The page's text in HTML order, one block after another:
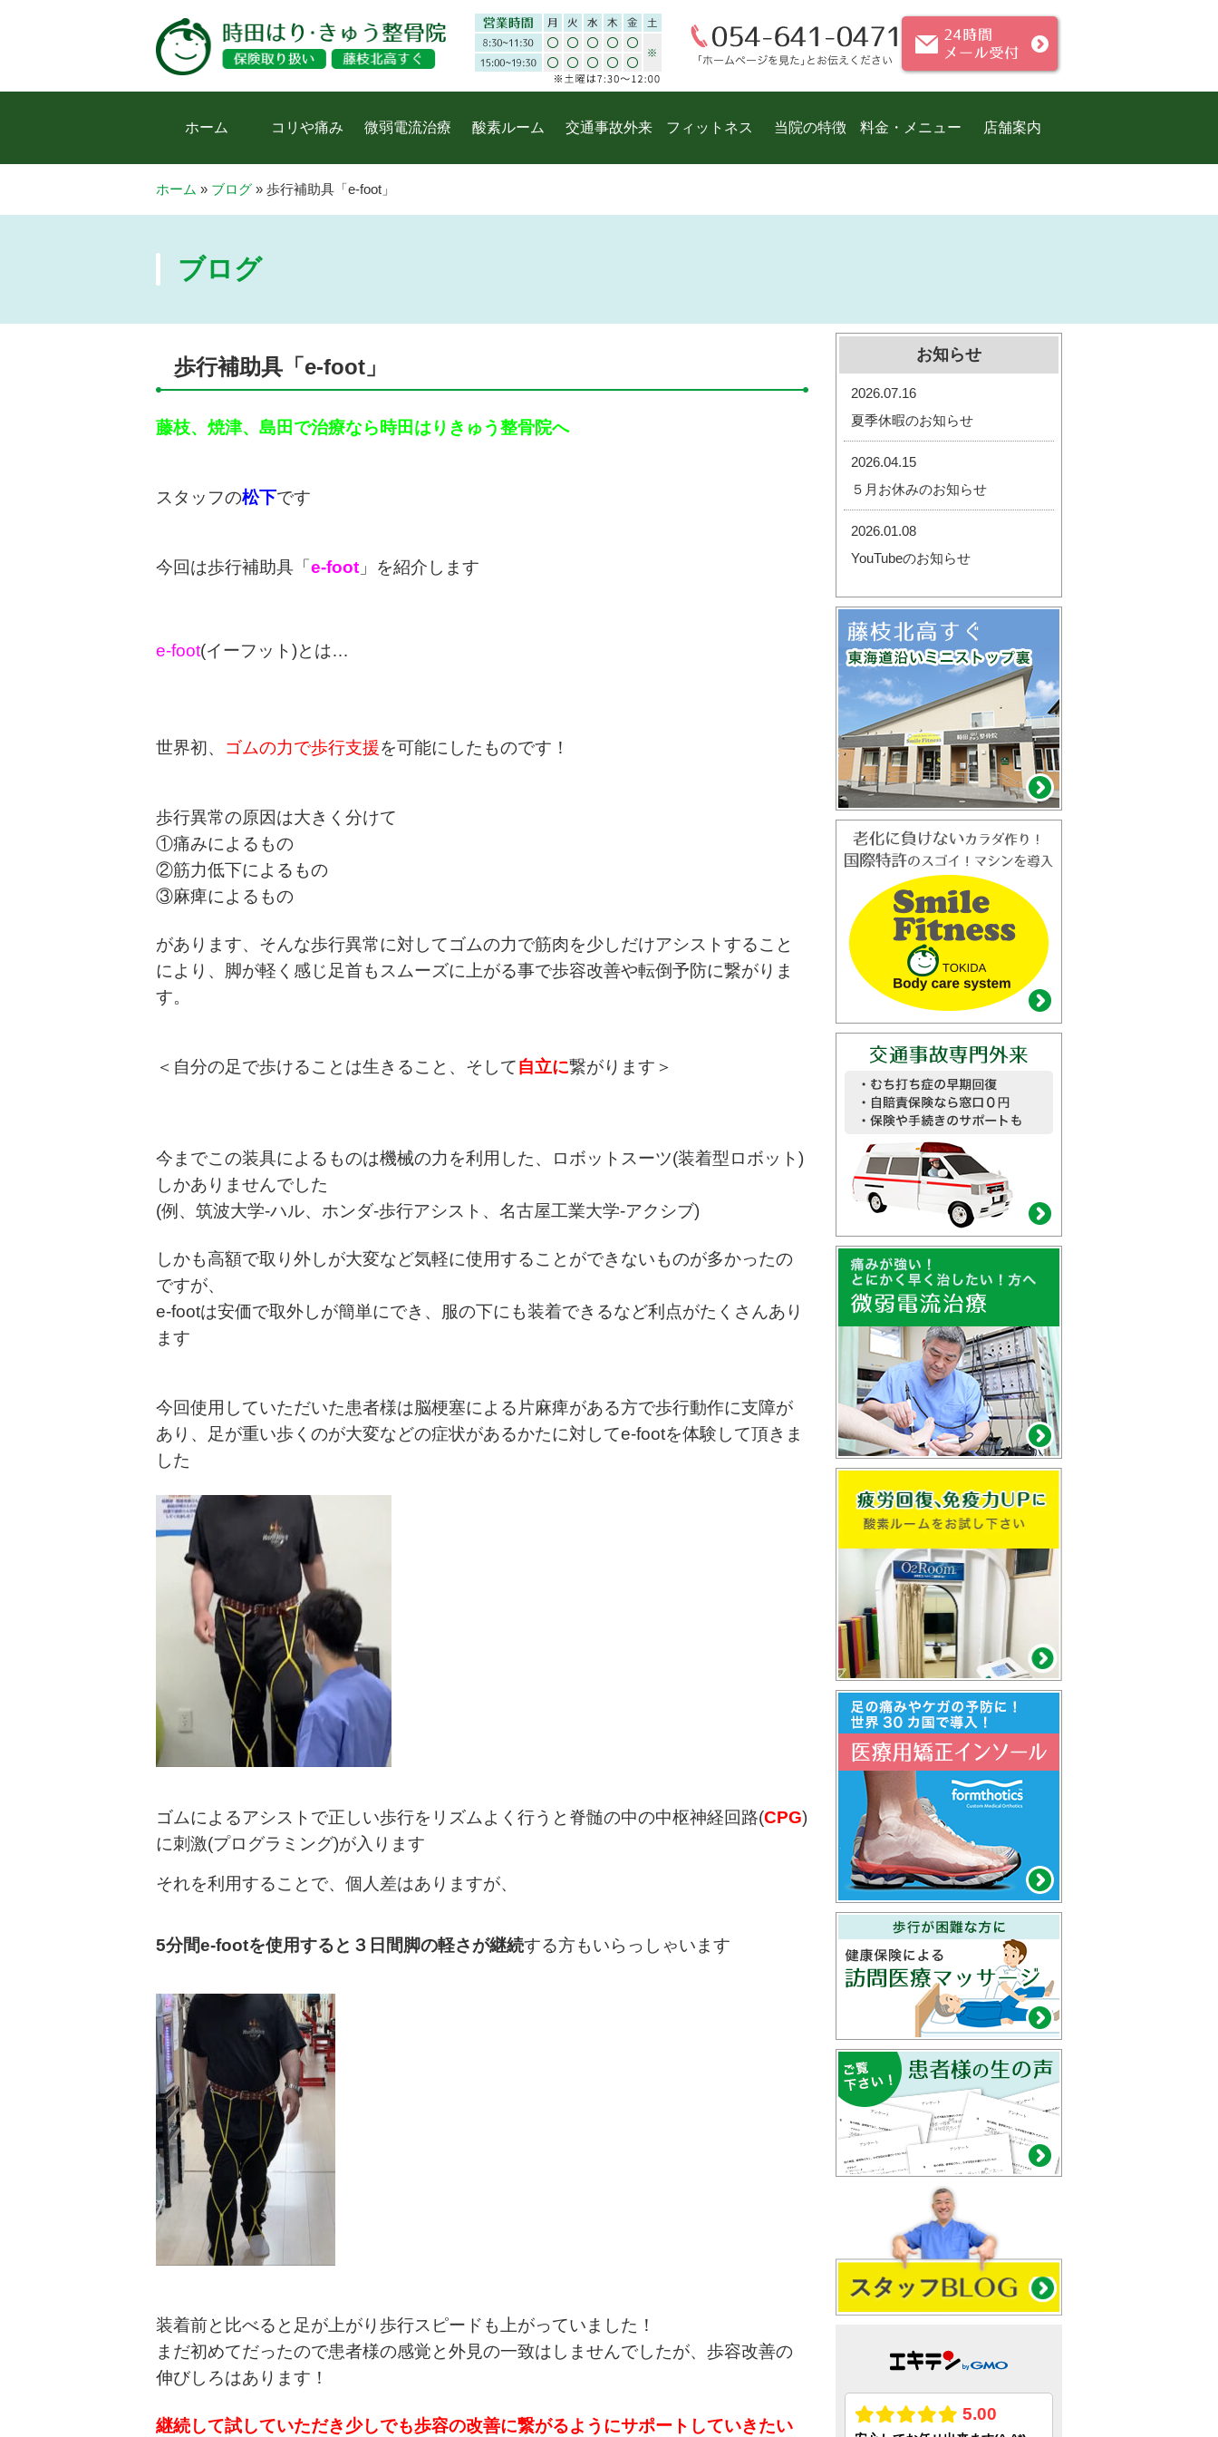
ホーム コリや痛み 微弱電流治療 酸素ルーム 交通事故外来 フィットネス 当院の特徴 料金・メニュー 店舗案内
ホーム » ブログ » 歩行補助具「e-foot」
ブログ
歩行補助具「e-foot」
藤枝、焼津、島田で治療なら時田はりきゅう整骨院へ
スタッフの松下です
今回は歩行補助具「 e-foot 」を紹介します
e-foot(イーフット)とは…
世界初、 ゴムの力で歩行支援を可能にしたものです！
歩行異常の原因は大きく分けて
①痛みによるもの
②筋力低下によるもの
③麻痺によるもの
があります、そんな歩行異常に対してゴムの力で筋肉を少しだけアシストすること
により、脚が軽く感じ足首もスムーズに上がる事で歩容改善や転倒予防に繋がりま
す。
＜自分の足で歩けることは生きること、そして自立に繋がります＞
今までこの装具によるものは機械の力を利用した、ロボットスーツ(装着型ロボット)
しかありませんでした
(例、筑波大学-ハル、ホンダ-歩行アシスト、名古屋工業大学-アクシブ)
しかも高額で取り外しが大変など気軽に使用することができないものが多かったの
ですが、
e-footは安価で取外しが簡単にでき、服の下にも装着できるなど利点がたくさんあり
ます
今回使用していただいた患者様は脳梗塞による片麻痺がある方で歩行動作に支障が
あり、足が重い歩くのが大変などの症状があるかたに対してe-footを体験して頂きま
した
ゴムによるアシストで正しい歩行をリズムよく行うと脊髄の中の中枢神経回路(CPG)
に刺激(プログラミング)が入ります
それを利用することで、個人差はありますが、
5分間e-footを使用すると３日間脚の軽さが継続する方もいらっしゃいます
装着前と比べると足が上がり歩行スピードも上がっていました！
まだ初めてだったので患者様の感覚と外見の一致はしませんでしたが、歩容改善の
伸びしろはあります！
継続して試していただき少しでも歩容の改善に繋がるようにサポートしていきたい
お知らせ
2026.07.16
夏季休暇のお知らせ
2026.04.15
５月お休みのお知らせ
2026.01.08
YouTubeのお知らせ